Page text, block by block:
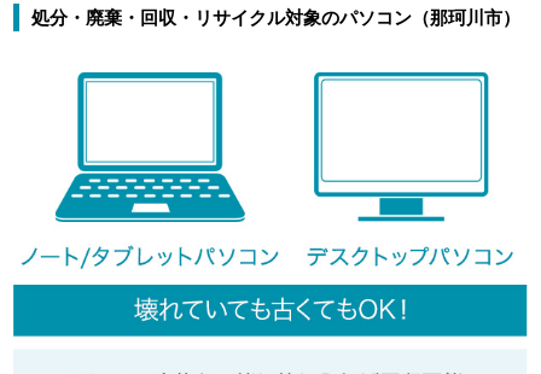
処分・廃棄・回収・リサイクル対象のパソコン（那珂川市）